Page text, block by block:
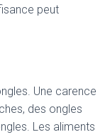
peut
Une carence
des ongles
Les aliments